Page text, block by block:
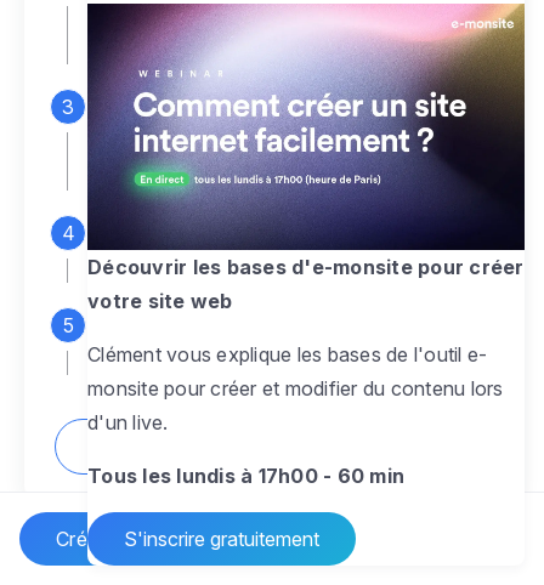
Créer un site Internet
monsite gratuit pour accéder à votre
espace d'administration
Personnalisez entièrement le
designpour créer un site web sur-mesure,
à votre image
Ajoutez des pagessans limite pour
présenter votre activité, votre passion
pour rendre votre site dynamique
Découvrir les bases d'e-monsite pour créer
votre site web
Clément vous explique les bases de l'outil e-
monsite pour créer et modifier du contenu lors
d'un live.
Tous les lundis à 17h00 - 60 min
S'inscrire gratuitement